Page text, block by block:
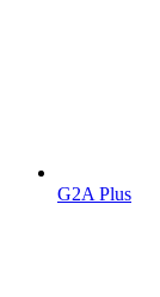
G2A Plus